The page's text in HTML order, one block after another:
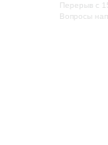
Перерыв с
Вопросы